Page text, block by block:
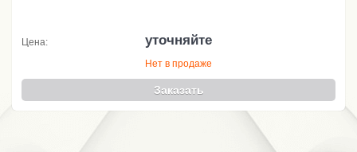
Цена: уточняйте
Нет в продаже
Заказать